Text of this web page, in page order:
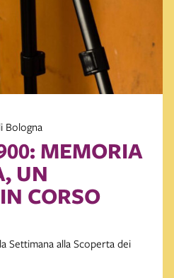
Bologna
MEMORIA
UN
CORSO
Settimana alla Scoperta dei